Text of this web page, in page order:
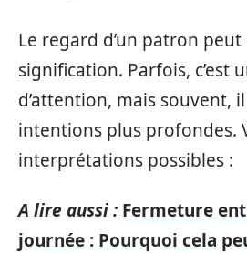
Le regard d’un patron
signification. Parfois, c’est
d’attention, mais souvent,
intentions plus profondes.
interprétations possibles :
A lire aussi : Fermeture
journée : Pourquoi cela